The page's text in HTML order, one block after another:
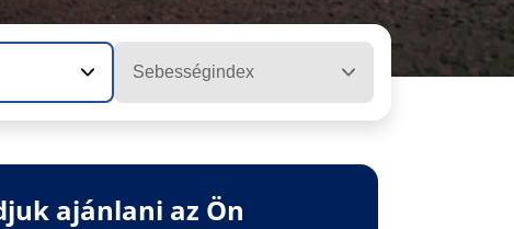
Sebességindex
ajánlani az Ön